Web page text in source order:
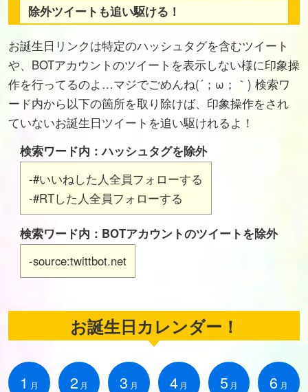
除外ツイートも追い駆ける！
お誕生日リンクは特定のハッシュタグを含むツイート
や、BOTアカウントのツイートを表示しない様に印象操
作を行ってるのよ…マジでごめんね(´；ω；｀) 検索ワ
ード内から以下の箇所を取り除けば、印象操作をされ
ていないお誕生日ツイートを追い駆けれるよ！
検索ワード内：ハッシュタグを除外
-#いいねした人全員フォローする
-#RTした人全員フォローする
検索ワード内：BOTアカウントのツイートを除外
-source:twittbot.net
お誕生日カレンダー！
1 月 2 月 3 月 4 月 5 月 6 月